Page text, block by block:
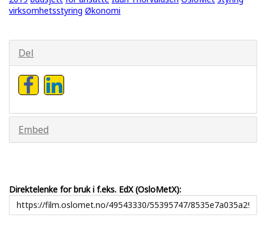
virksomhetsstyring Økonomi
Del
Embed
Direktelenke for bruk i f.eks. EdX (OsloMetX):